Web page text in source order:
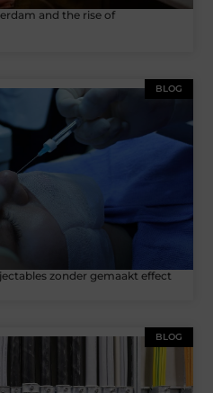
and the rise of
BLOG
zonder gemaakt effect
BLOG